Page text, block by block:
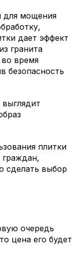
для мощения
дает эффект
гранита
время
безопасность
плитки
граждан,
сделать выбор
очередь
цена его будет